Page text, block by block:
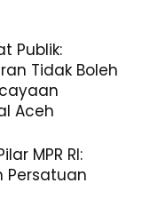
Publik:
Tidak Boleh
Aceh
MPR RI:
Persatuan